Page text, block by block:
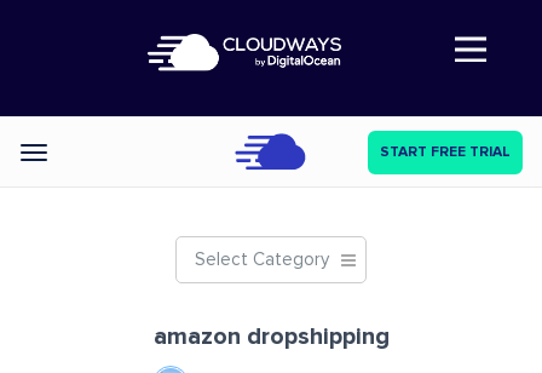
Abre a navegação
Categories START FREE TRIAL
Select Category
amazon dropshipping